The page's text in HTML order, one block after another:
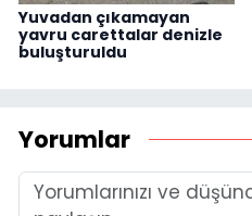
Yuvadan çıkamayan
yavru carettalar denizle
buluşturuldu
Yorumlar